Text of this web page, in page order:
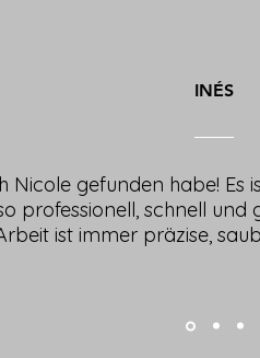
INÉS
Nicole gefunden habe!
professionell, schnell und
ist immer präzise,